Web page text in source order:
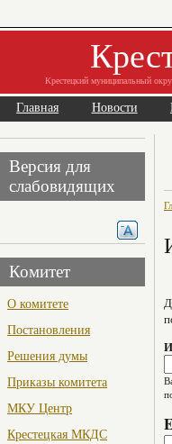
Крестецкий муниципальный
Главная Новости
Версия для
слабовидящих
Комитет
О комитете
Постановления
Решения думы
Приказы комитета
МКУ Центр
Крестецкая МКДС